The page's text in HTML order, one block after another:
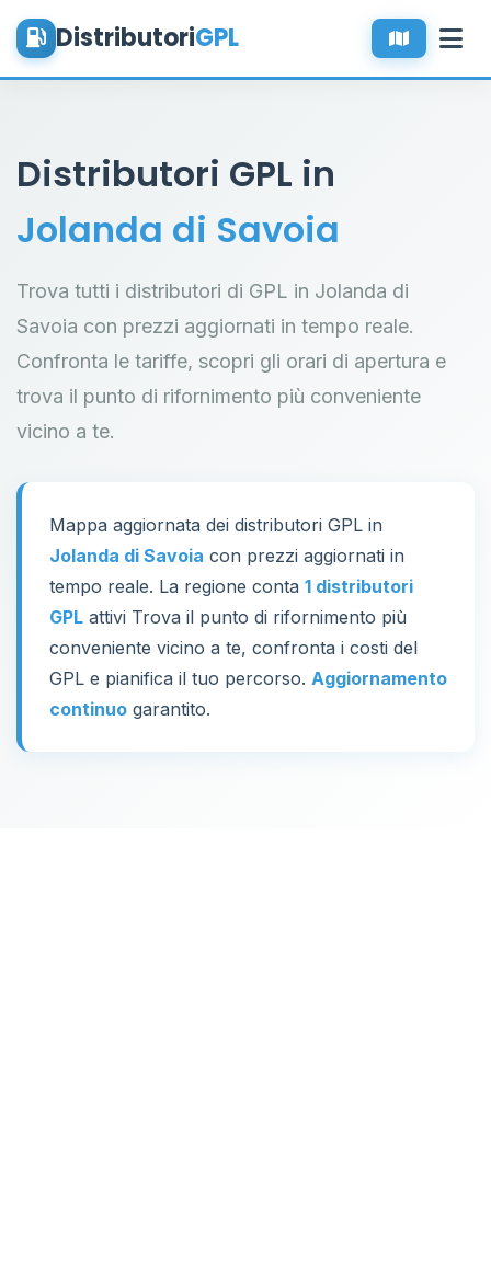
DistributoriGPL
Distributori GPL in
Jolanda di Savoia
Trova tutti i distributori di GPL in Jolanda di
Savoia con prezzi aggiornati in tempo reale.
Confronta le tariffe, scopri gli orari di apertura e
trova il punto di rifornimento più conveniente
vicino a te.
Mappa aggiornata dei distributori GPL in
Jolanda di Savoia con prezzi aggiornati in
tempo reale. La regione conta 1 distributori
GPL attivi Trova il punto di rifornimento più
conveniente vicino a te, confronta i costi del
GPL e pianifica il tuo percorso. Aggiornamento
continuo garantito.